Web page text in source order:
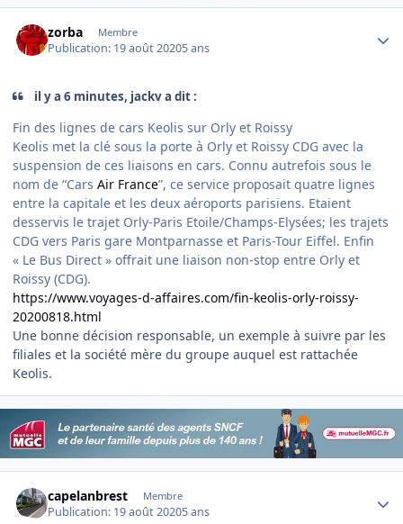
zorba Membre
Publication: 19 août 20205 ans
il y a 6 minutes, jackv a dit :
Fin des lignes de cars Keolis sur Orly et Roissy
Keolis met la clé sous la porte à Orly et Roissy CDG avec la
suspension de ces liaisons en cars. Connu autrefois sous le
nom de “Cars Air France”, ce service proposait quatre lignes
entre la capitale et les deux aéroports parisiens. Etaient
desservis le trajet Orly-Paris Etoile/Champs-Elysées; les trajets
CDG vers Paris gare Montparnasse et Paris-Tour Eiffel. Enfin
« Le Bus Direct » offrait une liaison non-stop entre Orly et
Roissy (CDG).
https://www.voyages-d-affaires.com/fin-keolis-orly-roissy-
20200818.html
Une bonne décision responsable, un exemple à suivre par les
filiales et la société mère du groupe auquel est rattachée
Keolis.
capelanbrest Membre
Publication: 19 août 20205 ans